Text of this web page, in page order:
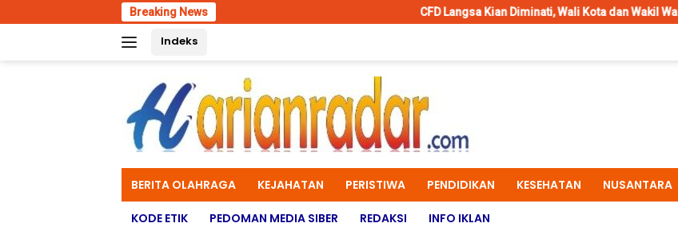
to
Breaking News CFD Langsa Kian Diminati, Wali Kota dan Wakil Wali Kota Hadir di
Indeks
BERITA OLAHRAGA KEJAHATAN PERISTIWA PENDIDIKAN KESEHATAN NUSANTARA
KODE ETIK PEDOMAN MEDIA SIBER REDAKSI INFO IKLAN